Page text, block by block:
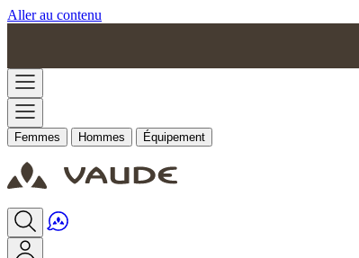
Aller au contenu
Femmes Hommes Équipement